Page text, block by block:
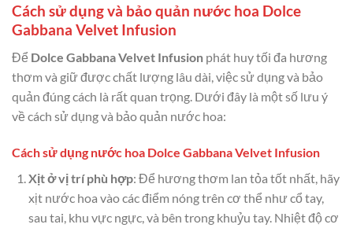
Cách sử dụng và bảo quản nước hoa Dolce
Gabbana Velvet Infusion
Để Dolce Gabbana Velvet Infusion phát huy tối đa hương
thơm và giữ được chất lượng lâu dài, việc sử dụng và bảo
quản đúng cách là rất quan trọng. Dưới đây là một số lưu ý
về cách sử dụng và bảo quản nước hoa:
Cách sử dụng nước hoa Dolce Gabbana Velvet Infusion
Xịt ở vị trí phù hợp: Để hương thơm lan tỏa tốt nhất, hãy
xịt nước hoa vào các điểm nóng trên cơ thể như cổ tay,
sau tai, khu vực ngực, và bên trong khuỷu tay. Nhiệt độ cơ